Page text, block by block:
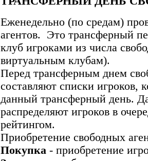
Еженедельно (по средам)
агентов. Это трансферный
клуб игроками из числа
виртуальным клубам).
Перед трансферным днем
составляют списки игроков,
данный трансферный день.
распределяют игроков в
рейтингом.
Приобретение свободных
Покупка - приобретение